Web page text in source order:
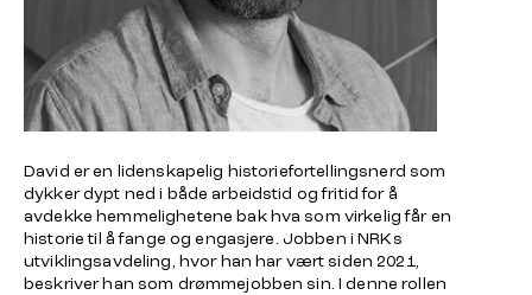
David er en lidenskapelig historiefortellingsnerd som
dykker dypt ned i både arbeidstid og fritid for å
avdekke hemmelighetene bak hva som virkelig får en
historie til å fange og engasjere. Jobben i NRKs
utviklingsavdeling, hvor han har vært siden 2021,
beskriver han som drømmejobben sin. I denne rollen